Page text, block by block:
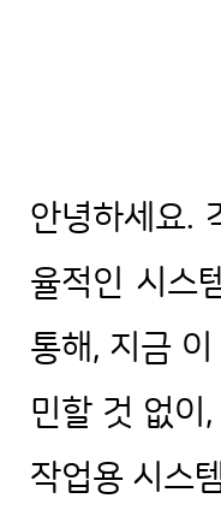
안녕하세요.
율적인 시스
통해, 지금
민할 것 없이
작업용 시스